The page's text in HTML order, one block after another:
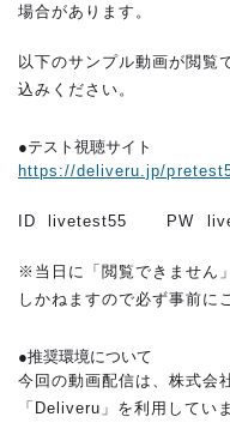
場合があります。
以下のサンプル動画が閲覧
込みください。
●テスト視聴サイト
https://deliveru.jp/
ID livetest55 PW
※当日に「閲覧できません
しかねますので必ず事前に
●推奨環境について
今回の動画配信は、株式会
「Deliveru」を利用してい